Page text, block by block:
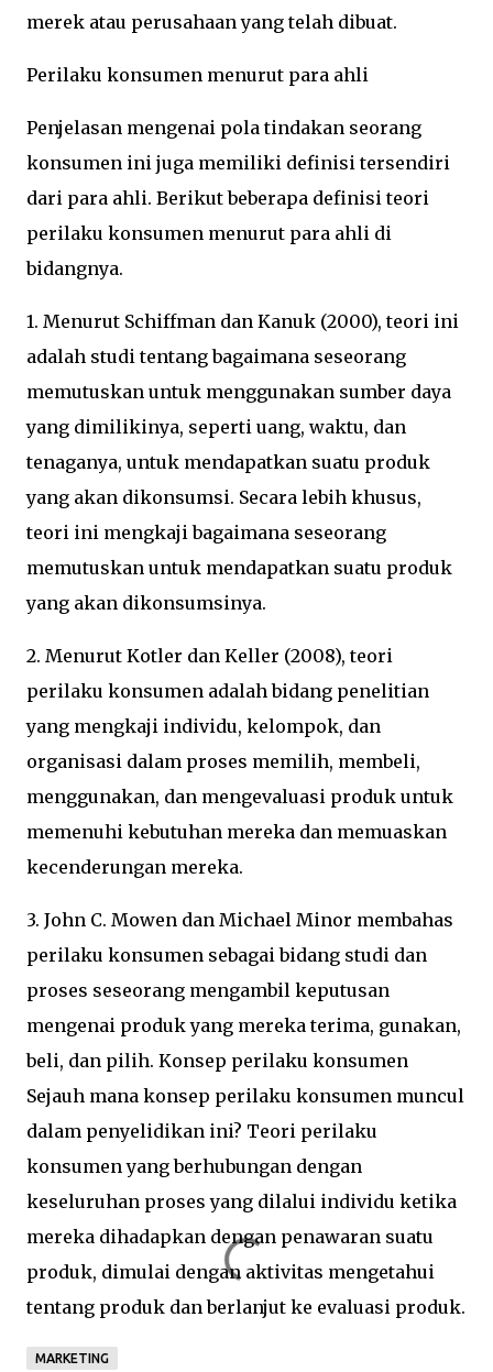
merek atau perusahaan yang telah dibuat.
Perilaku konsumen menurut para ahli
Penjelasan mengenai pola tindakan seorang
konsumen ini juga memiliki definisi tersendiri
dari para ahli. Berikut beberapa definisi teori
perilaku konsumen menurut para ahli di
bidangnya.
1. Menurut Schiffman dan Kanuk (2000), teori ini
adalah studi tentang bagaimana seseorang
memutuskan untuk menggunakan sumber daya
yang dimilikinya, seperti uang, waktu, dan
tenaganya, untuk mendapatkan suatu produk
yang akan dikonsumsi. Secara lebih khusus,
teori ini mengkaji bagaimana seseorang
memutuskan untuk mendapatkan suatu produk
yang akan dikonsumsinya.
2. Menurut Kotler dan Keller (2008), teori
perilaku konsumen adalah bidang penelitian
yang mengkaji individu, kelompok, dan
organisasi dalam proses memilih, membeli,
menggunakan, dan mengevaluasi produk untuk
memenuhi kebutuhan mereka dan memuaskan
kecenderungan mereka.
3. John C. Mowen dan Michael Minor membahas
perilaku konsumen sebagai bidang studi dan
proses seseorang mengambil keputusan
mengenai produk yang mereka terima, gunakan,
beli, dan pilih. Konsep perilaku konsumen
Sejauh mana konsep perilaku konsumen muncul
dalam penyelidikan ini? Teori perilaku
konsumen yang berhubungan dengan
keseluruhan proses yang dilalui individu ketika
mereka dihadapkan dengan penawaran suatu
produk, dimulai dengan aktivitas mengetahui
tentang produk dan berlanjut ke evaluasi produk.
MARKETING